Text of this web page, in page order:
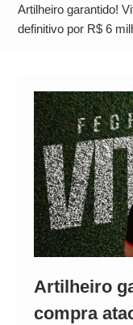
Operação Ágio:
suspeitos e
Artilheiro garantido!
definitivo por R$ 6
Artilheiro
compra